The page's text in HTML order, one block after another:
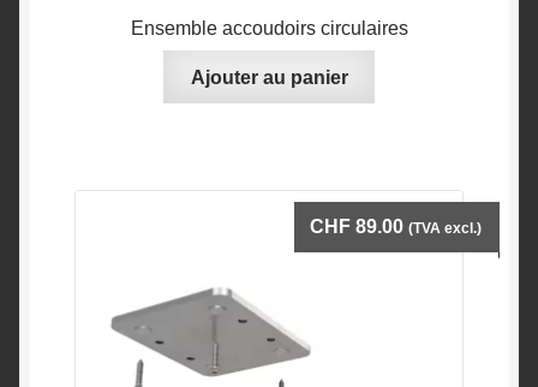
Ensemble accoudoirs circulaires
Ajouter au panier
CHF 89.00 (TVA excl.)